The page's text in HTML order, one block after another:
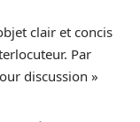
clair et concis
Par
discussion »